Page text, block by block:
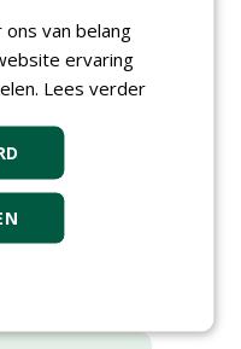
of the Year
veel en veel
van belang
ervaring
Lees verder